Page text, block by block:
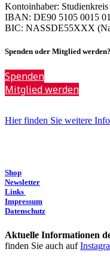
Kontoinhaber:
IBAN: DE90 5105 0015
BIC: NASSDE55XXX
Spenden oder Mitglied werden?
Spenden
Mitglied werden
Hier finden Sie weitere
Shop
Newsletter
Links
Impressum
Datenschutz
Aktuelle Informationen
finden Sie auch auf